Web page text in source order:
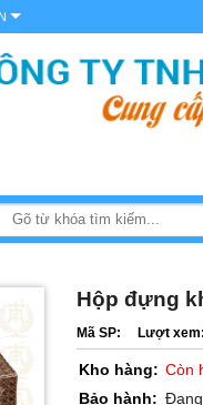
Hộp đựng
Mã SP: Lượt xem:
Kho hàng: Còn
Bảo hành: